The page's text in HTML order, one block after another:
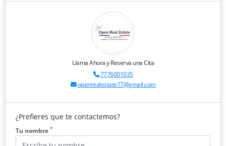
Llama Ahora y Reserva una Cita
7776001035
openrealestate77@gmail.com
¿Prefieres que te contactemos?
Tu nombre *